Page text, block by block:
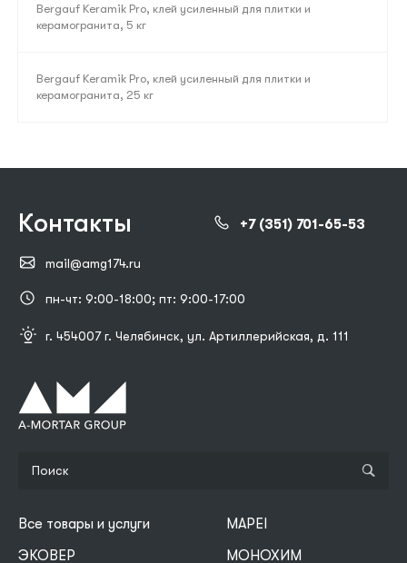
Bergauf Keramik Pro, клей усиленный для плитки и
керамогранита, 5 кг
Bergauf Keramik Pro, клей усиленный для плитки и
керамогранита, 25 кг
Контакты +7 (351) 701-65-53
mail@amg174.ru
пн-чт: 9:00-18:00; пт: 9:00-17:00
г. 454007 г. Челябинск, ул. Артиллерийская, д. 111
Все товары и услуги
MAPEI
ЭКОВЕР
МОНОХИМ